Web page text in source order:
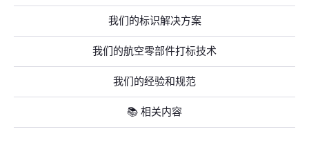
我们的标识解决方案
我们的航空零部件打标技术
我们的经验和规范
📚 相关内容